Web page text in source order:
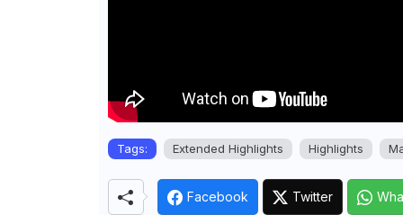
Tags: Extended Highlights Highlights
Facebook Twitter